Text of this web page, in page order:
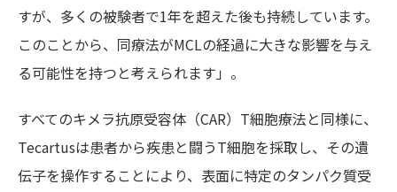
すが、多くの被験者で1年を超えた後も持続しています。
このことから、同療法がMCLの経過に大きな影響を与え
る可能性を持つと考えられます」。
すべてのキメラ抗原受容体（CAR）T細胞療法と同様に、
Tecartusは患者から疾患と闘うT細胞を採取し、その遺
伝子を操作することにより、表面に特定のタンパク質受